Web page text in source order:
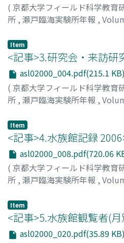
( 京都大学フィールド科学教育
所 , 瀬戸臨海実験所年報 ,
Item
<記事>3.研究会・来訪研
asl02000_004.pdf(215.1 KB)
( 京都大学フィールド科学教育
所 , 瀬戸臨海実験所年報 ,
Item
<記事>4.水族館記録
asl02000_008.pdf(720.06
( 京都大学フィールド科学教育
所 , 瀬戸臨海実験所年報 ,
Item
<記事>5.水族館観覧者(
asl02000_020.pdf(35.89 KB)